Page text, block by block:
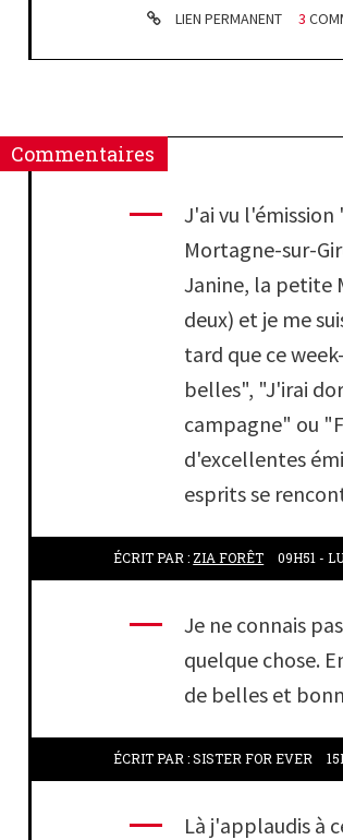
LIEN PERMANENT 3
Commentaires
J'ai vu
Mortagne-sur-
Janine, la petite
deux) et je me
tard que ce
belles", "J'irai
campagne" ou
d'excellentes
esprits se
ÉCRIT PAR : ZIA FORÊT 09H51 -
Je ne connais
quelque chose.
de belles et
ÉCRIT PAR :SISTER FOR EVER
Là j'applaudis à